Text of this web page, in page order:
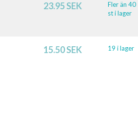
23.95 SEK
Fler än 40
st i lager
15.50 SEK 19 i lager